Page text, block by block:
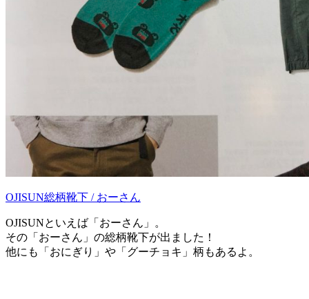
OJISUN総柄靴下 / おーさん
OJISUNといえば「おーさん」。
その「おーさん」の総柄靴下が出ました！
他にも「おにぎり」や「グーチョキ」柄もあるよ。